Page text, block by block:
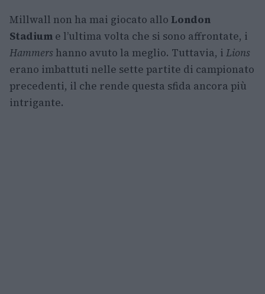
Millwall non ha mai giocato allo London
Stadium e l’ultima volta che si sono affrontate, i
Hammers hanno avuto la meglio. Tuttavia, i Lions
erano imbattuti nelle sette partite di campionato
precedenti, il che rende questa sfida ancora più
intrigante.